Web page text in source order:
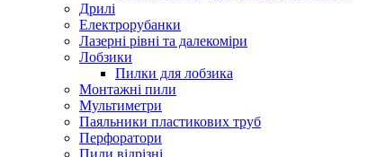
Дрилі
Електрорубанки
Лазерні рівні та далекоміри
Лобзики
Пилки для лобзика
Монтажні пили
Мультиметри
Паяльники пластикових труб
Перфоратори
Пили відрізні